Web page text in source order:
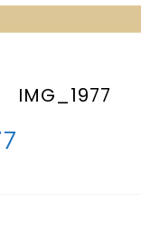
IMG_1977